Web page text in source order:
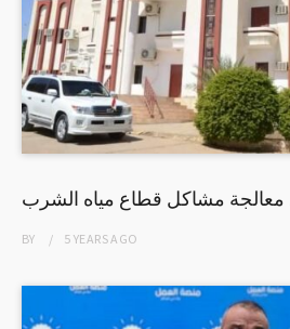
مشاكل قطاع مياه الشرب
BY 5 YEARSAGO